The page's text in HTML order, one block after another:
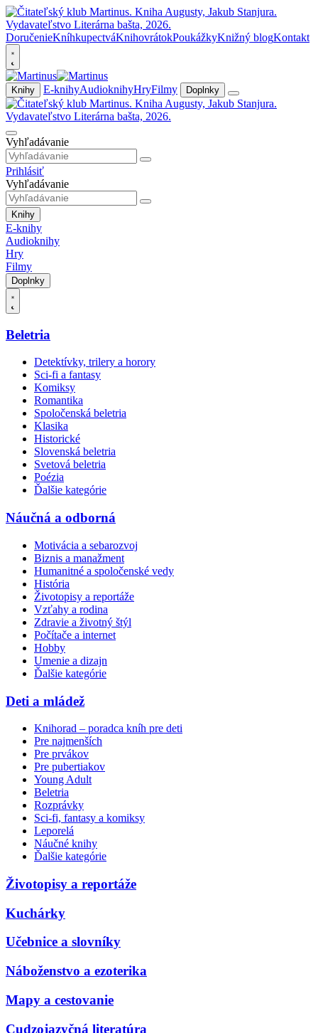
DoručenieKníhkupectváKnihovrátokPoukážkyKnižný blogKontakt
Knihy E-knihyAudioknihyHryFilmy Doplnky
Vyhľadávanie
Prihlásiť
Vyhľadávanie
Knihy
E-knihy
Audioknihy
Hry
Filmy
Doplnky
Beletria
Detektívky, trilery a horory
Sci-fi a fantasy
Komiksy
Romantika
Spoločenská beletria
Klasika
Historické
Slovenská beletria
Svetová beletria
Poézia
Ďalšie kategórie
Náučná a odborná
Motivácia a sebarozvoj
Biznis a manažment
Humanitné a spoločenské vedy
História
Životopisy a reportáže
Vzťahy a rodina
Zdravie a životný štýl
Počítače a internet
Hobby
Umenie a dizajn
Ďalšie kategórie
Deti a mládež
Knihorad – poradca kníh pre deti
Pre najmenších
Pre prvákov
Pre pubertiakov
Young Adult
Beletria
Rozprávky
Sci-fi, fantasy a komiksy
Leporelá
Náučné knihy
Ďalšie kategórie
Životopisy a reportáže
Kuchárky
Učebnice a slovníky
Náboženstvo a ezoterika
Mapy a cestovanie
Cudzojazyčná literatúra